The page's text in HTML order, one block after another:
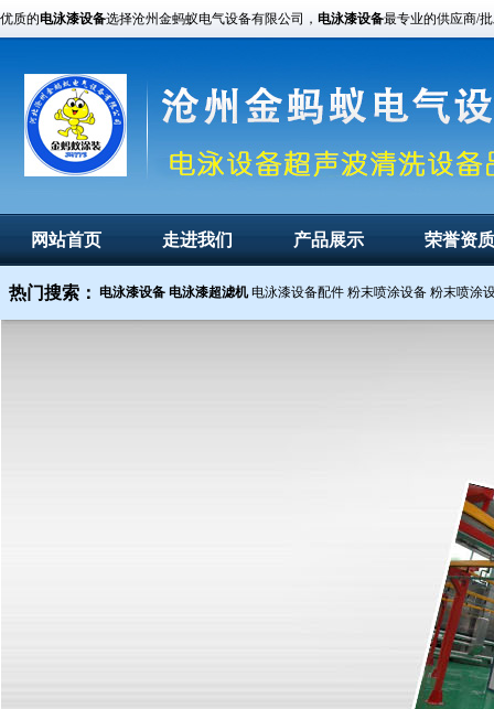
优质的电泳漆设备选择沧州金蚂蚁电气设备有限公司， 电泳漆设备最专业的供应商/
网站首页 走进我们 产品展示 荣誉资质
热门搜索： 电泳漆设备 电泳漆超滤机 电泳漆设备配件 粉末喷涂设备 粉末喷涂